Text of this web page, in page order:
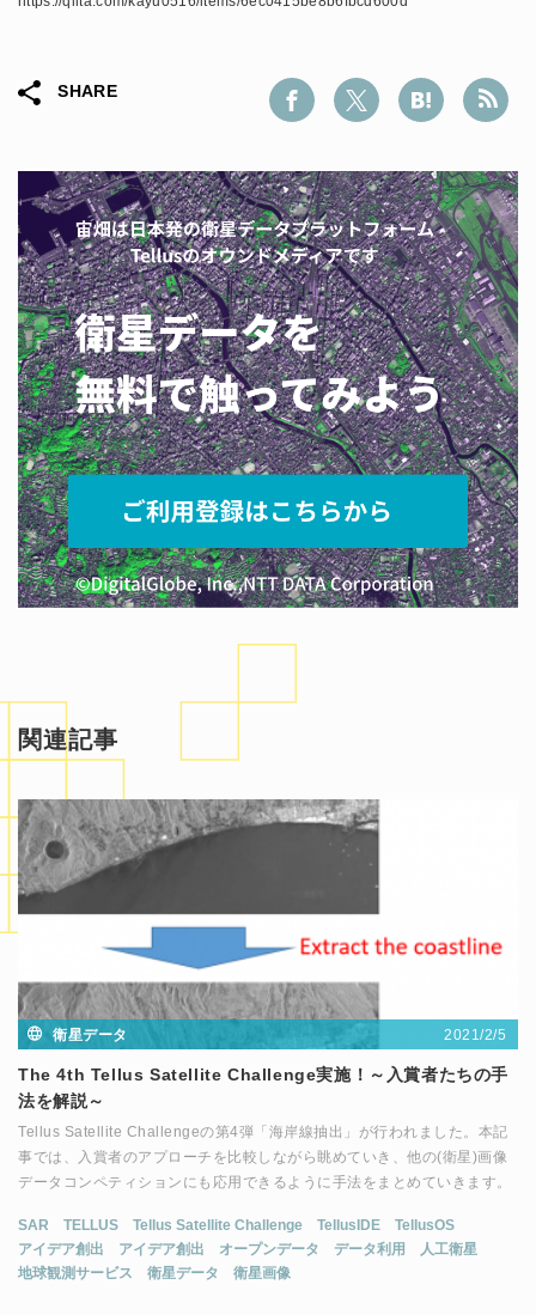
SHARE
関連記事
衛星データ 2021/2/5
The 4th Tellus Satellite Challenge実施！～入賞者たちの手
法を解説～
Tellus Satellite Challengeの第4弾「海岸線抽出」が行われました。本記
事では、入賞者のアプローチを比較しながら眺めていき、他の(衛星)画像
データコンペティションにも応用できるように手法をまとめていきます。
SAR TELLUS Tellus Satellite Challenge TellusIDE
TellusOS
アイデア創出
アイデア創出 オープンデータ データ利用
人工衛星
地球観測サービス
衛星データ 衛星画像